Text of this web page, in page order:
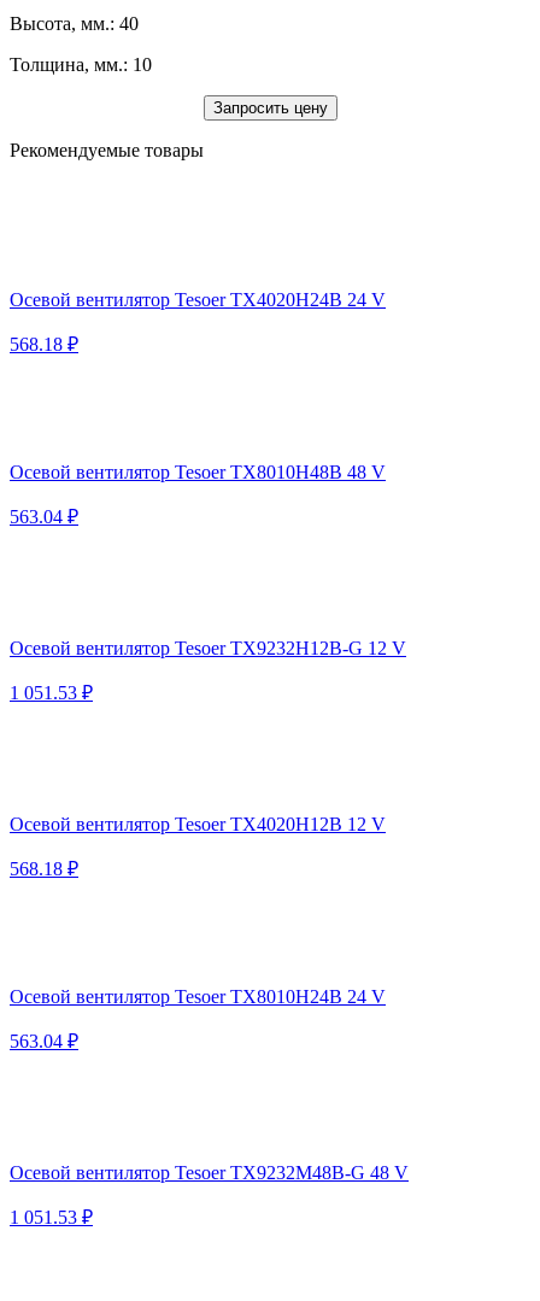
Высота, мм.: 40
Толщина, мм.: 10
Запросить цену
Рекомендуемые товары
Осевой вентилятор Tesoer TX4020H24B 24 V
568.18 ₽
Осевой вентилятор Tesoer TX8010H48B 48 V
563.04 ₽
Осевой вентилятор Tesoer TX9232H12B-G 12 V
1 051.53 ₽
Осевой вентилятор Tesoer TX4020H12B 12 V
568.18 ₽
Осевой вентилятор Tesoer TX8010H24B 24 V
563.04 ₽
Осевой вентилятор Tesoer TX9232M48B-G 48 V
1 051.53 ₽